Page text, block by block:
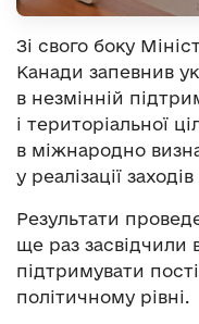
Зі свого боку
Канади запевнив
в незмінній
і територіальної
в міжнародно
у реалізації
Результати
ще раз засвідчили
підтримувати
політичному рівні.